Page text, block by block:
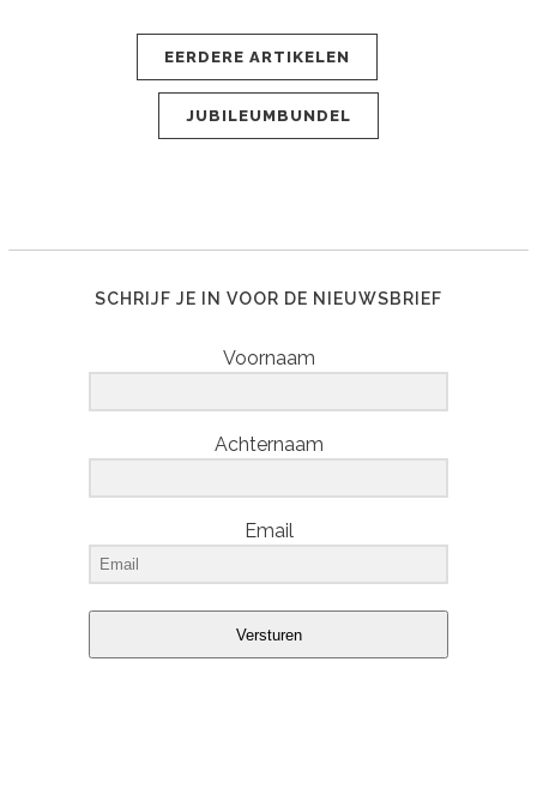
EERDERE ARTIKELEN
JUBILEUMBUNDEL
SCHRIJF JE IN VOOR DE NIEUWSBRIEF
Voornaam
Achternaam
Email
Versturen